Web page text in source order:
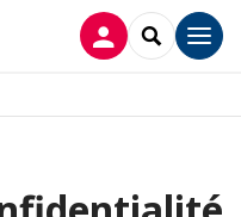
CONNEXION